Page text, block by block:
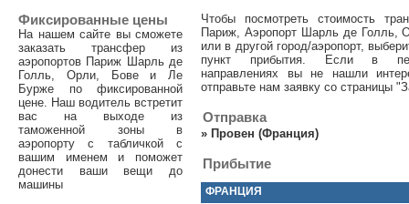
Чтобы посмотреть стоимость
Париж, Аэропорт Шарль де Голль,
или в другой город/аэропорт,
пункт прибытия. Если в
направлениях вы не нашли
отправьте нам заявку со страницы
Отправка
» Провен (Франция)
Прибытие
ФРАНЦИЯ
Фиксированные цены
На нашем сайте вы сможете
заказать трансфер из
аэропортов Париж Шарль де
Голль, Орли, Бове и Ле
Бурже по фиксированной
цене. Наш водитель встретит
вас на выходе из
таможенной зоны в
аэропорту с табличкой с
вашим именем и поможет
донести ваши вещи до
машины